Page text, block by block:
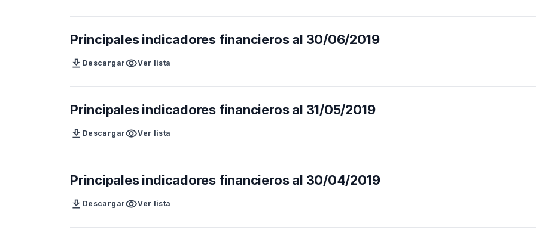
Principales indicadores financieros al 30/06/2019
download DescargarvisibilityVer lista
Principales indicadores financieros al 31/05/2019
download DescargarvisibilityVer lista
Principales indicadores financieros al 30/04/2019
download DescargarvisibilityVer lista